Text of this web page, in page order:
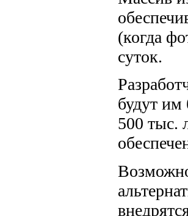
(когда
суток.
будут
500 тыс.